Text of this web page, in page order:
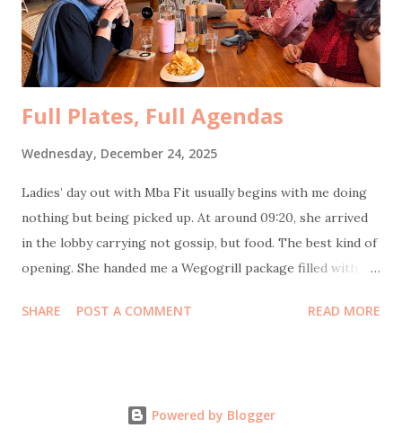
salted eggs pulled dramatically out of my mom’s bag.
Emotional support telur asin , clearly. We had forgotten to
bring UNO...
Full Plates, Full Agendas
Wednesday, December 24, 2025
Ladies’ day out with Mba Fit usually begins with me doing
nothing but being picked up. At around 09:20, she arrived
in the lobby carrying not gossip, but food. The best kind of
opening. She handed me a Wegogrill package filled with
chicken—no flour, no sugar, no MSG, no eggs, no milk.
creambath and manicure. Unfortunately, this time my
SHARE POST A COMMENT READ MORE
Powered by Blogger